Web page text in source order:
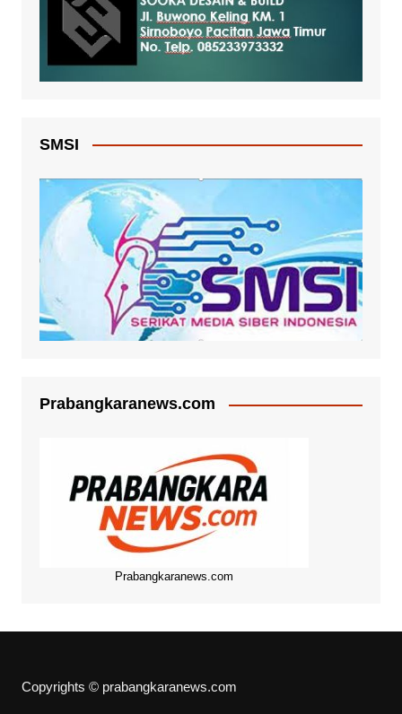
SMSI
Prabangkaranews.com
Prabangkaranews.com
Copyrights © prabangkaranews.com